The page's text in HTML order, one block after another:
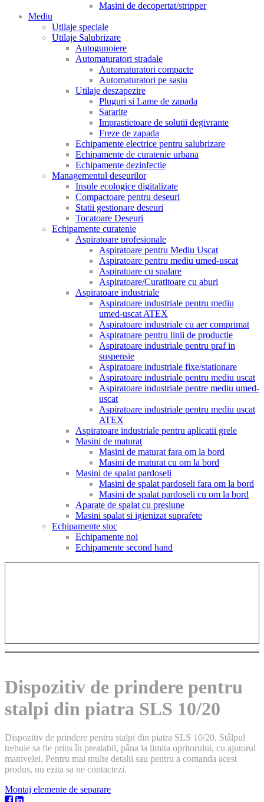
Masini de decopertat/stripper
Mediu
Utilaje speciale
Utilaje Salubrizare
Autogunoiere
Automaturatori stradale
Automaturatori compacte
Automaturatori pe sasiu
Utilaje deszapezire
Pluguri si Lame de zapada
Sararite
Imprastietoare de solutii degivrante
Freze de zapada
Echipamente electrice pentru salubrizare
Echipamente de curatenie urbana
Echipamente dezinfectie
Managementul deseurilor
Insule ecologice digitalizate
Compactoare pentru deseuri
Statii gestionare deseuri
Tocatoare Deseuri
Echipamente curatenie
Aspiratoare profesionale
Aspiratoare pentru Mediu Uscat
Aspiratoare pentru mediu umed-uscat
Aspiratoare cu spalare
Aspiratoare/Curatitoare cu aburi
Aspiratoare industriale
Aspiratoare industriale pentru mediu
umed-uscat ATEX
Aspiratoare industriale cu aer comprimat
Aspiratoare pentru linii de productie
Aspiratoare industriale pentru praf in
suspensie
Aspiratoare industriale fixe/stationare
Aspiratoare industriale pentru mediu uscat
Aspiratoare industriale pentre mediu umed-
uscat
Aspiratoare industriale pentru mediu uscat
ATEX
Aspiratoare industriale pentru aplicatii grele
Masini de maturat
Masini de maturat fara om la bord
Masini de maturat cu om la bord
Masini de spalat pardoseli
Masini de spalat pardoseli fara om la bord
Masini de spalat pardoseli cu om la bord
Aparate de spalat cu presiune
Masini spalat si igienizat suprafete
Echipamente stoc
Echipamente noi
Echipamente second hand
Dispozitiv de prindere pentru
stalpi din piatra SLS 10/20
Dispozitiv de prindere pentru stalpi din piatra SLS 10/20. Stâlpul
trebuie sa fie prins în prealabil, pâna la limita opritorului, cu ajutorul
manivelei. Pentru mai multe detalii sau pentru a comanda acest
produs, nu ezita sa ne contactezi.
Montaj elemente de separare